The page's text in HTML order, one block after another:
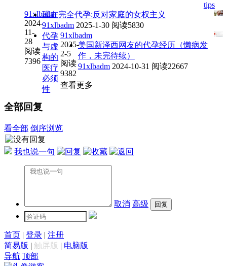
tips
91xlbadm
2024-
11-
28
阅读
7396
现在完全代孕:反对家庭的女权主义
91xlbadm 2025-1-30 阅读5830
代孕
与虚
构的
医疗
必须
性
91xlbadm
2025-
2-5
阅读
9382
美国新泽西网友的代孕经历（懒病发
作，未完待续）
91xlbadm 2024-10-31 阅读22667
查看更多
全部回复
看全部 倒序浏览
我也说一句
取消 高级
首页 | 登录 | 注册
简易版 | 触屏版 | 电脑版
导航 顶部